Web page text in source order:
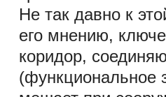
Не так давно к
его мнению,
коридор,
(функциональное